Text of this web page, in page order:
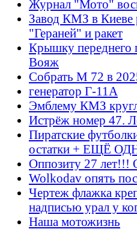
Журнал "Мото"
Завод КМЗ в Киеве
"Гераней" и ракет
Крышку переднего
Вояж
Собрать М 72 в
генератор Г-11А
Эмблему КМЗ
Истрёж номер 47.
Пиратские
остатки + ЕЩЁ
Оппозиту 27 лет!!!
Wolkodav опять
Чертеж флажка
надписью урал у
Наша мотожизнь